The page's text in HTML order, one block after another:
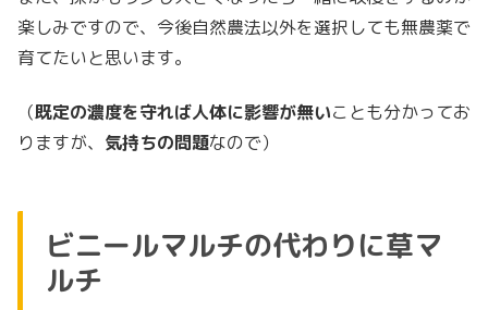
楽しみですので、今後自然農法以外を選択しても無農薬で
育てたいと思います。
（既定の濃度を守れば人体に影響が無いことも分かってお
りますが、 気持ちの問題なので）
ビニールマルチの代わりに草マ
ルチ